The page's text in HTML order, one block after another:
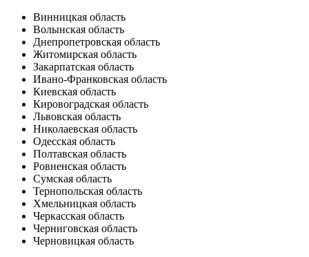
Винницкая область
Волынская область
Днепропетровская область
Житомирская область
Закарпатская область
Ивано-Франковская область
Киевская область
Кировоградская область
Львовская область
Николаевская область
Одесская область
Полтавская область
Ровненская область
Сумская область
Тернопольская область
Хмельницкая область
Черкасская область
Черниговская область
Черновицкая область